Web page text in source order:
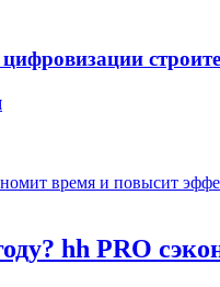
hh PRO